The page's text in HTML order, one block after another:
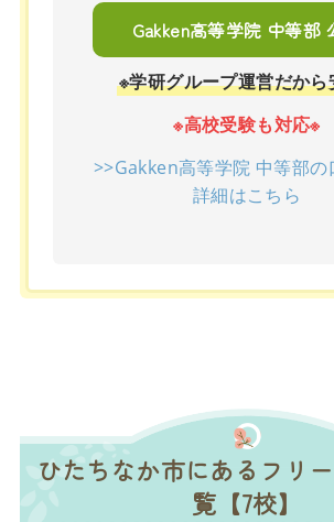
Gakken高等学院 中等部
※学研グループ運営だから
※高校受験も対応※
>>Gakken高等学院 中等部の
詳細はこちら
ひたちなか市にあるフリ
覧【7校】